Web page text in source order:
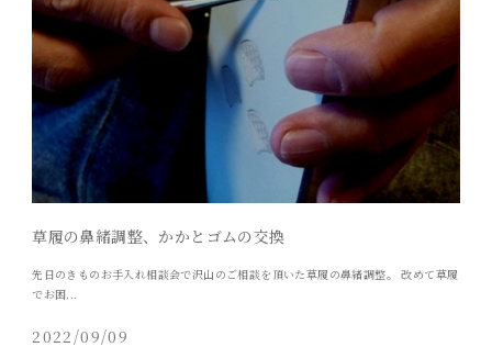
草履の鼻緒調整、かかとゴムの交換
先日のきものお手入れ相談会で沢山のご相談を頂いた草履の鼻緒調整。 改めて草履
でお困...
2022/09/09